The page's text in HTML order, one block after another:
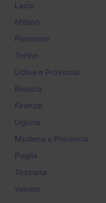
Lazio
Milano
Piemonte
Torino
Udine e Provincia
Brescia
Firenze
Liguria
Modena e Provincia
Puglia
Toscana
Veneto